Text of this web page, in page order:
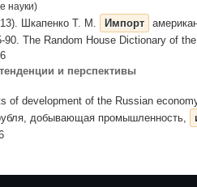
науки)
Шкапенко Т. М. Импорт
The Random House Dictionary of
и перспективы
of development of the Russian
добывающая промышленность,